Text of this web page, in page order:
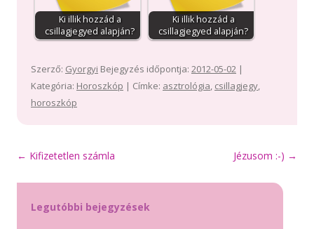
Ki illik hozzád a
csillagjegyed alapján?
Ki illik hozzád a
csillagjegyed alapján?
Szerző: Gyorgyi Bejegyzés időpontja: 2012-05-02 |
Kategória: Horoszkóp | Címke: asztrológia, csillagjegy,
horoszkóp
Bejegyzés
← Kifizetetlen számla Jézusom :-) →
Legutóbbi bejegyzések